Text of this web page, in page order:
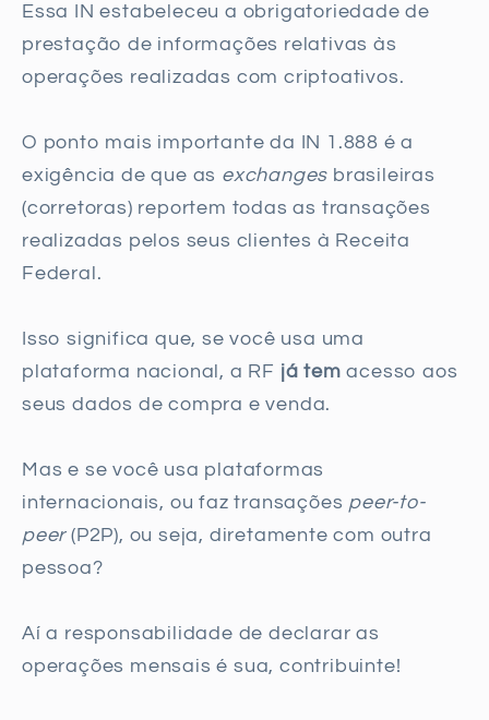
Essa IN estabeleceu a obrigatoriedade de
prestação de informações relativas às
operações realizadas com criptoativos.
O ponto mais importante da IN 1.888 é a
exigência de que as exchanges brasileiras
(corretoras) reportem todas as transações
realizadas pelos seus clientes à Receita
Federal.
Isso significa que, se você usa uma
plataforma nacional, a RF já tem acesso aos
seus dados de compra e venda.
Mas e se você usa plataformas
internacionais, ou faz transações peer-to-
peer(P2P), ou seja, diretamente com outra
pessoa?
Aí a responsabilidade de declarar as
operações mensais é sua, contribuinte!